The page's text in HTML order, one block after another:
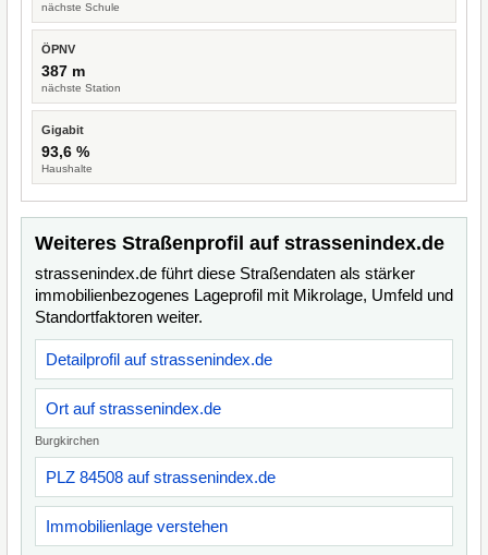
nächste Schule
ÖPNV
387 m
nächste Station
Gigabit
93,6 %
Haushalte
Weiteres Straßenprofil auf strassenindex.de
strassenindex.de führt diese Straßendaten als stärker
immobilienbezogenes Lageprofil mit Mikrolage, Umfeld und
Standortfaktoren weiter.
Detailprofil auf strassenindex.de
Ort auf strassenindex.de
Burgkirchen
PLZ 84508 auf strassenindex.de
Immobilienlage verstehen